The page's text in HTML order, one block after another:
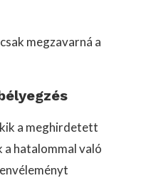
megzavarná a
a meghirdetett
a hatalommal való